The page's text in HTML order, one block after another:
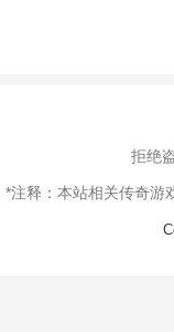
拒绝
*注释：本站相关传奇游